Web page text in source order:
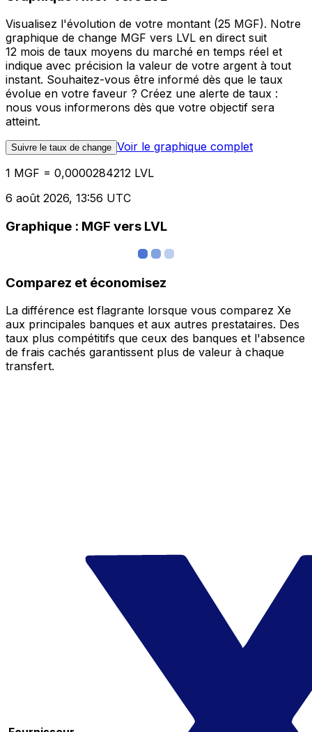
Visualisez l'évolution de votre montant (25 MGF). Notre
graphique de change MGF vers LVL en direct suit
12 mois de taux moyens du marché en temps réel et
indique avec précision la valeur de votre argent à tout
instant. Souhaitez-vous être informé dès que le taux
évolue en votre faveur ? Créez une alerte de taux :
nous vous informerons dès que votre objectif sera
atteint.
Suivre le taux de change Voir le graphique complet
1 MGF = 0,0000284212 LVL
6 août 2026, 13:56 UTC
Graphique : MGF vers LVL
Comparez et économisez
La différence est flagrante lorsque vous comparez Xe
aux principales banques et aux autres prestataires. Des
taux plus compétitifs que ceux des banques et l'absence
de frais cachés garantissent plus de valeur à chaque
transfert.